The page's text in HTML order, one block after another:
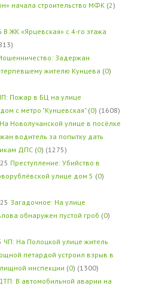
начала строительство МФК (2)
В ЖК «Ярцевская» с 4-го этажа
Задержан
жителю Кунцева (0)
Пожар в БЦ на улице
с метро "Кунцевская" (0) (1608)
На Новолучанской улице в посёлке
водитель за попытку дать
ДПС (0) (1275)
Преступление: Убийство в
улице дом 5 (0)
Загадочное: На улице
обнаружен пустой гроб (0)
ЧП: На Полоцкой улице житель
петардой устроил взрыв в
инспекции (0) (1300)
В автомобильной аварии на